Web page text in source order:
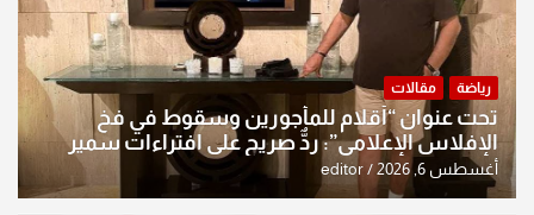
رياضة مقالات
تحت عنوان “أقلام للمأجورين وسقوط في فخ
الإفلاس الإعلامي”: ردٌّ صريح على افتراءات سمير
الشكرجي
أغسطس 6, 2026 editor